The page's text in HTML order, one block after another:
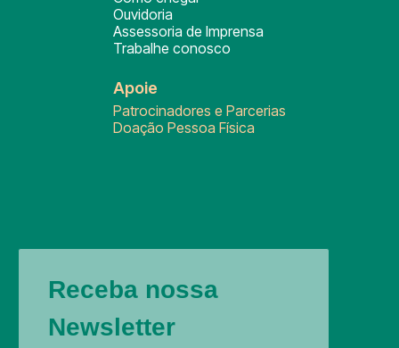
Ouvidoria
Assessoria de Imprensa
Trabalhe conosco
Apoie
Patrocinadores e Parcerias
Doação Pessoa Física